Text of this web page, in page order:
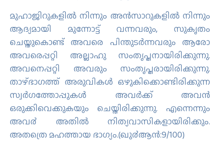
മുഹാജിറുകളില്‍ നിന്നും അന്‍സാറുകളില്‍ നിന്നും
ആദ്യമായി മുന്നോട്ട് വന്നവരും, സുകൃതം
ചെയ്തുകൊണ്ട് അവരെ പിന്തുടര്‍ന്നവരും ആരോ
അവരെപ്പറ്റി അല്ലാഹു സംതൃപ്തനായിരിക്കുന്നു.
അവനെപ്പറ്റി അവരും സംതൃപ്തരായിരിക്കുന്നു.
താഴ്ഭാഗത്ത് അരുവികള്‍ ഒഴുകിക്കൊണ്ടിരിക്കുന്ന
സ്വര്‍ഗത്തോപ്പുകള്‍ അവര്‍ക്ക് അവന്‍
ഒരുക്കിവെക്കുകയും ചെയ്തിരിക്കുന്നു. എന്നെന്നും
അവ൪ അതില്‍ നിത്യവാസികളായിരിക്കും.
അതത്രെ മഹത്തായ ഭാഗ്യം.(ഖു൪ആന്‍:9/100)